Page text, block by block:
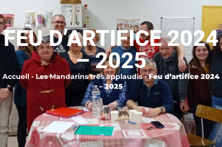
FEU D’ARTIFICE 2024
– 2025
Accueil- Les Mandarins très applaudis-Feu d’artifice 2024
– 2025